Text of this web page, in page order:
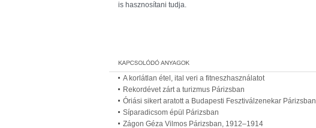
is hasznosítani tudja.
A korlátlan étel, ital veri a fitneszhasználatot
Rekordévet zárt a turizmus Párizsban
Óriási sikert aratott a Budapesti Fesztiválzenekar Párizsban
Síparadicsom épül Párizsban
Zágon Géza Vilmos Párizsban, 1912–1914